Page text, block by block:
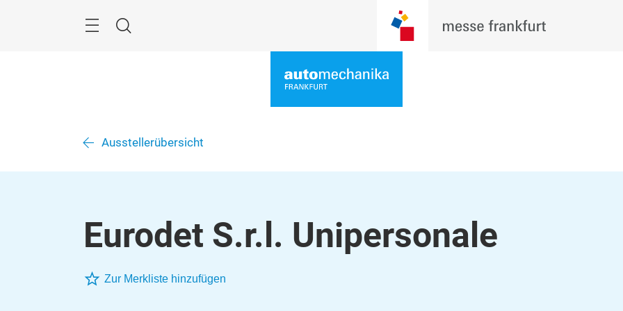
Suche
Ausstellerübersicht
Eurodet S.r.l. Unipersonale
Zur Merkliste hinzufügen